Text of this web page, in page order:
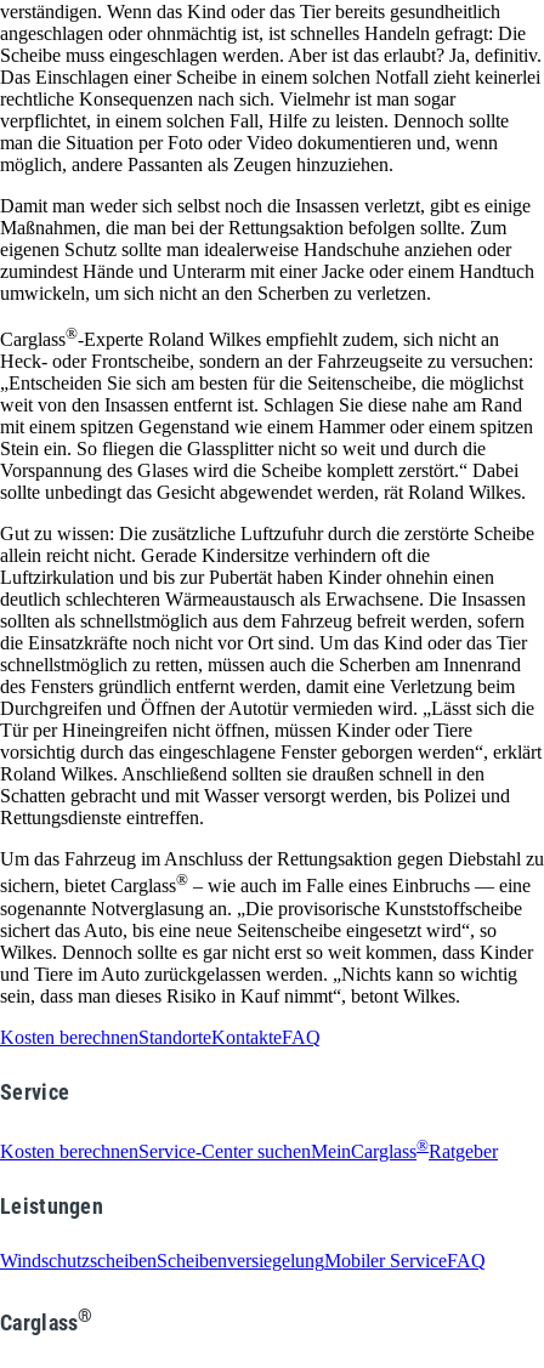
verständigen. Wenn das Kind oder das Tier bereits gesundheitlich
angeschlagen oder ohnmächtig ist, ist schnelles Handeln gefragt: Die
Scheibe muss eingeschlagen werden. Aber ist das erlaubt? Ja, definitiv.
Das Einschlagen einer Scheibe in einem solchen Notfall zieht keinerlei
rechtliche Konsequenzen nach sich. Vielmehr ist man sogar
verpflichtet, in einem solchen Fall, Hilfe zu leisten. Dennoch sollte
man die Situation per Foto oder Video dokumentieren und, wenn
möglich, andere Passanten als Zeugen hinzuziehen.
Damit man weder sich selbst noch die Insassen verletzt, gibt es einige
Maßnahmen, die man bei der Rettungsaktion befolgen sollte. Zum
eigenen Schutz sollte man idealerweise Handschuhe anziehen oder
zumindest Hände und Unterarm mit einer Jacke oder einem Handtuch
umwickeln, um sich nicht an den Scherben zu verletzen.
Carglass®-Experte Roland Wilkes empfiehlt zudem, sich nicht an
Heck- oder Frontscheibe, sondern an der Fahrzeugseite zu versuchen:
„Entscheiden Sie sich am besten für die Seitenscheibe, die möglichst
weit von den Insassen entfernt ist. Schlagen Sie diese nahe am Rand
mit einem spitzen Gegenstand wie einem Hammer oder einem spitzen
Stein ein. So fliegen die Glassplitter nicht so weit und durch die
Vorspannung des Glases wird die Scheibe komplett zerstört.“ Dabei
sollte unbedingt das Gesicht abgewendet werden, rät Roland Wilkes.
Gut zu wissen: Die zusätzliche Luftzufuhr durch die zerstörte Scheibe
allein reicht nicht. Gerade Kindersitze verhindern oft die
Luftzirkulation und bis zur Pubertät haben Kinder ohnehin einen
deutlich schlechteren Wärmeaustausch als Erwachsene. Die Insassen
sollten als schnellstmöglich aus dem Fahrzeug befreit werden, sofern
die Einsatzkräfte noch nicht vor Ort sind. Um das Kind oder das Tier
schnellstmöglich zu retten, müssen auch die Scherben am Innenrand
des Fensters gründlich entfernt werden, damit eine Verletzung beim
Durchgreifen und Öffnen der Autotür vermieden wird. „Lässt sich die
Tür per Hineingreifen nicht öffnen, müssen Kinder oder Tiere
vorsichtig durch das eingeschlagene Fenster geborgen werden“, erklärt
Roland Wilkes. Anschließend sollten sie draußen schnell in den
Schatten gebracht und mit Wasser versorgt werden, bis Polizei und
Rettungsdienste eintreffen.
Um das Fahrzeug im Anschluss der Rettungsaktion gegen Diebstahl zu
sichern, bietet Carglass® – wie auch im Falle eines Einbruchs — eine
sogenannte Notverglasung an. „Die provisorische Kunststoffscheibe
sichert das Auto, bis eine neue Seitenscheibe eingesetzt wird“, so
Wilkes. Dennoch sollte es gar nicht erst so weit kommen, dass Kinder
und Tiere im Auto zurückgelassen werden. „Nichts kann so wichtig
sein, dass man dieses Risiko in Kauf nimmt“, betont Wilkes.
Kosten berechnenStandorteKontakteFAQ
Service
Kosten berechnenService-Center suchenMeinCarglass®Ratgeber
Leistungen
WindschutzscheibenScheibenversiegelungMobiler ServiceFAQ
Carglass®